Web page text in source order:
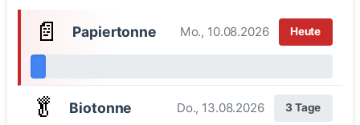
📄 Papiertonne Mo., 10.08.2026 Heute
🥬 Biotonne Do., 13.08.2026 3 Tage